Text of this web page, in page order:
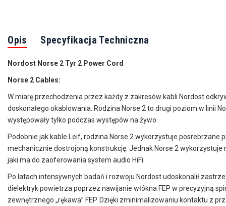
Opis Specyfikacja Techniczna
Nordost Norse 2 Tyr 2 Power Cord
Norse 2 Cables:
W miarę przechodzenia przez każdy z zakresów kabli Nordost
doskonałego okablowania. Rodzina Norse 2 to drugi poziom w linii
występowały tylko podczas występów na żywo.
Podobnie jak kable Leif, rodzina Norse 2 wykorzystuje posrebrzane
mechanicznie dostrojoną konstrukcję. Jednak Norse 2
jaki ma do zaoferowania system audio HiFi.
Po latach intensywnych badań i rozwoju Nordost udoskonalił
dielektryk powietrza poprzez nawijanie włókna FEP w precyzyjną
zewnętrznego „rękawa” FEP. Dzięki zminimalizowaniu kontaktu z